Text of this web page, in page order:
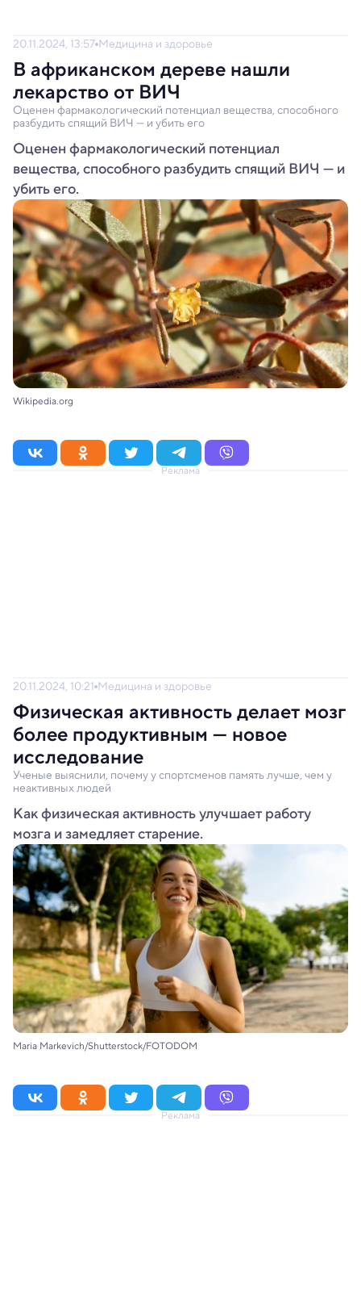
20.11.2024, 13:57 Медицина и здоровье
В африканском дереве нашли
лекарство от ВИЧ
Оценен фармакологический потенциал вещества, способного
разбудить спящий ВИЧ — и убить его
Оценен фармакологический потенциал
вещества, способного разбудить спящий ВИЧ — и
убить его.
Wikipedia.org
Реклама
20.11.2024, 10:21 Медицина и здоровье
Физическая активность делает мозг
более продуктивным — новое
исследование
Ученые выяснили, почему у спортсменов память лучше, чем у
неактивных людей
Как физическая активность улучшает работу
мозга и замедляет старение.
Maria Markevich/Shutterstock/FOTODOM
Реклама